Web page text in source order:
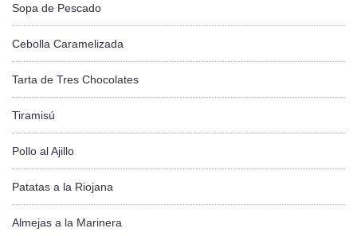
Sopa de Pescado
Cebolla Caramelizada
Tarta de Tres Chocolates
Tiramisú
Pollo al Ajillo
Patatas a la Riojana
Almejas a la Marinera